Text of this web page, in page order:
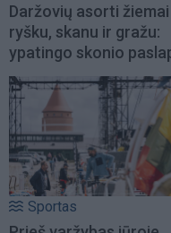
Daržovių asorti
ryšku, skanu ir gražu:
ypatingo skonio
Sportas